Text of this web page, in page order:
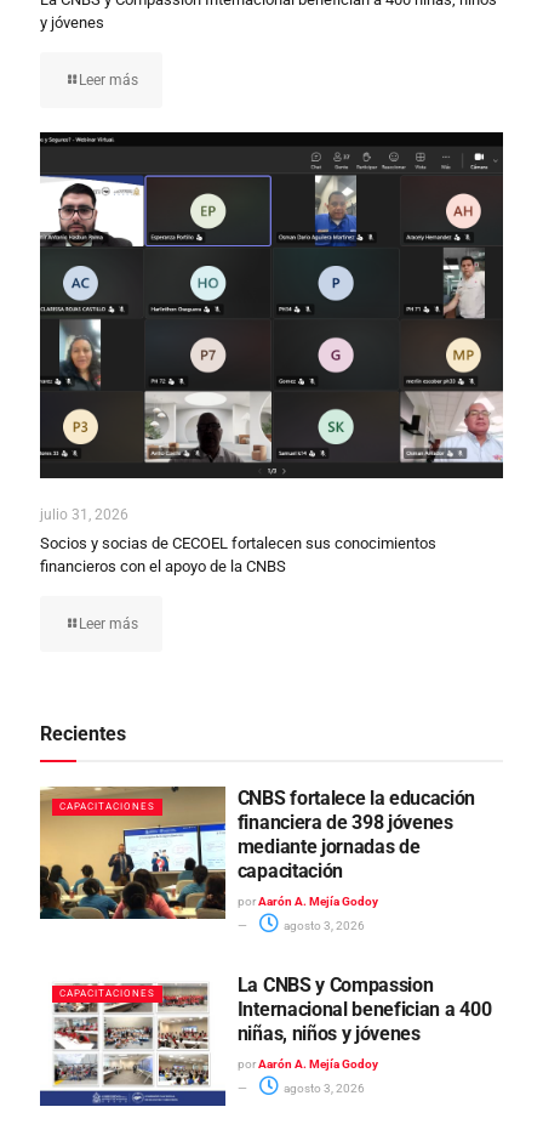
y jóvenes
Leer más
julio 31, 2026
Socios y socias de CECOEL fortalecen sus conocimientos
financieros con el apoyo de la CNBS
Leer más
Recientes
CAPACITACIONES
CNBS fortalece la educación
financiera de 398 jóvenes
mediante jornadas de
capacitación
por Aarón A. Mejía Godoy
agosto 3, 2026
CAPACITACIONES
La CNBS y Compassion
Internacional benefician a 400
niñas, niños y jóvenes
por Aarón A. Mejía Godoy
agosto 3, 2026